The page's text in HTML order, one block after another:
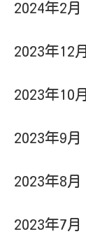
2024年2月
2023年12月
2023年10月
2023年9月
2023年8月
2023年7月